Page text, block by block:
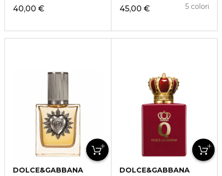
40,00 € 45,00 € 5 colori
DOLCE&GABBANA
DOLCE&GABBANA